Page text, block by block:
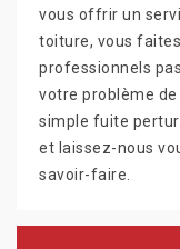
vous offrir un
toiture, vous
professionnels
votre problème
simple fuite
et laissez-nous
savoir-faire.